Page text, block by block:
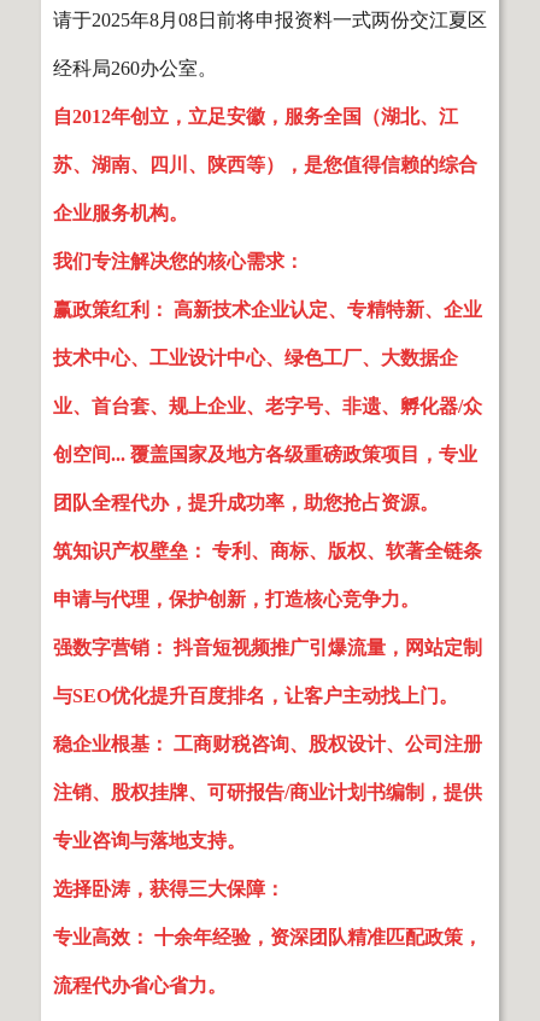
请于2025年8月08日前将申报资料一式两份交江夏区
经科局260办公室。
自2012年创立，立足安徽，服务全国（湖北、江
苏、湖南、四川、陕西等），是您值得信赖的综合
企业服务机构。
我们专注解决您的核心需求：
赢政策红利： 高新技术企业认定、专精特新、企业
技术中心、工业设计中心、绿色工厂、大数据企
业、首台套、规上企业、老字号、非遗、孵化器/众
创空间... 覆盖国家及地方各级重磅政策项目，专业
团队全程代办，提升成功率，助您抢占资源。
筑知识产权壁垒： 专利、商标、版权、软著全链条
申请与代理，保护创新，打造核心竞争力。
强数字营销： 抖音短视频推广引爆流量，网站定制
与SEO优化提升百度排名，让客户主动找上门。
稳企业根基： 工商财税咨询、股权设计、公司注册
注销、股权挂牌、可研报告/商业计划书编制，提供
专业咨询与落地支持。
选择卧涛，获得三大保障：
专业高效： 十余年经验，资深团队精准匹配政策，
流程代办省心省力。